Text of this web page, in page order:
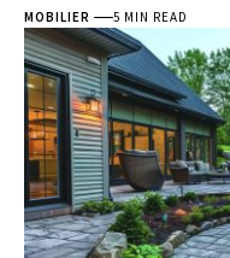
MOBILIER 5 MIN READ